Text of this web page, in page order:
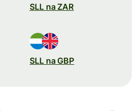
SLL na ZAR
SLL na GBP